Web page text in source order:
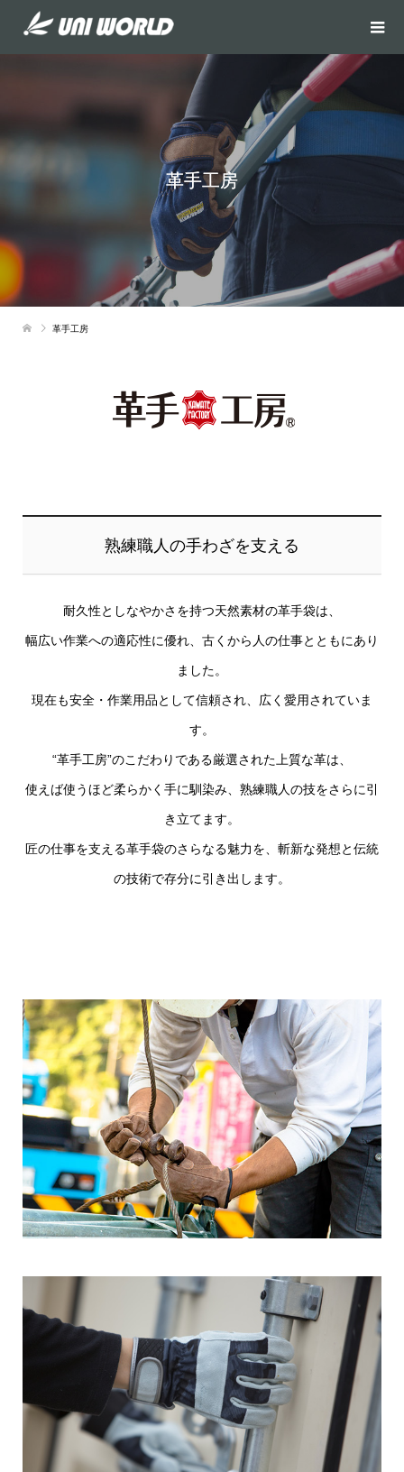
革手工房
革手工房
熟練職人の手わざを支える
耐久性としなやかさを持つ天然素材の革手袋は、
幅広い作業への適応性に優れ、古くから人の仕事とともにあり
ました。
現在も安全・作業用品として信頼され、広く愛用されていま
す。
“革手工房”のこだわりである厳選された上質な革は、
使えば使うほど柔らかく手に馴染み、熟練職人の技をさらに引
き立てます。
匠の仕事を支える革手袋のさらなる魅力を、斬新な発想と伝統
の技術で存分に引き出します。